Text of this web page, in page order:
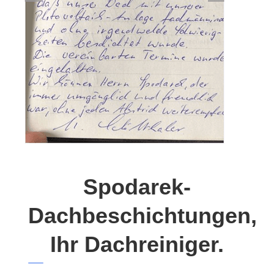
Spodarek-
Dachbeschichtungen,
Ihr Dachreiniger.